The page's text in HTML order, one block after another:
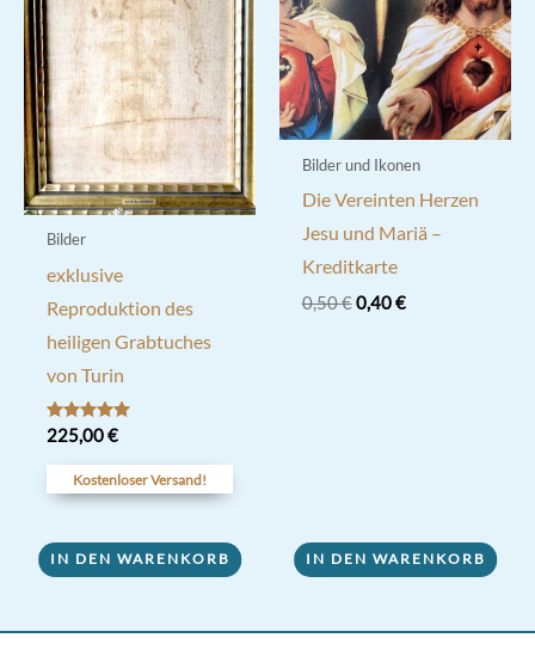
Bilder
exklusive
Reproduktion des
heiligen Grabtuches
von Turin
Bewertet mit
von 5
225,00€
Kostenloser Versand!
IN DEN WARENKORB
Bilder und Ikonen
Die Vereinten Herzen
Jesu und Mariä –
Kreditkarte
0,50€ Ursprünglicher
0,40€Aktueller
IN DEN WARENKORB